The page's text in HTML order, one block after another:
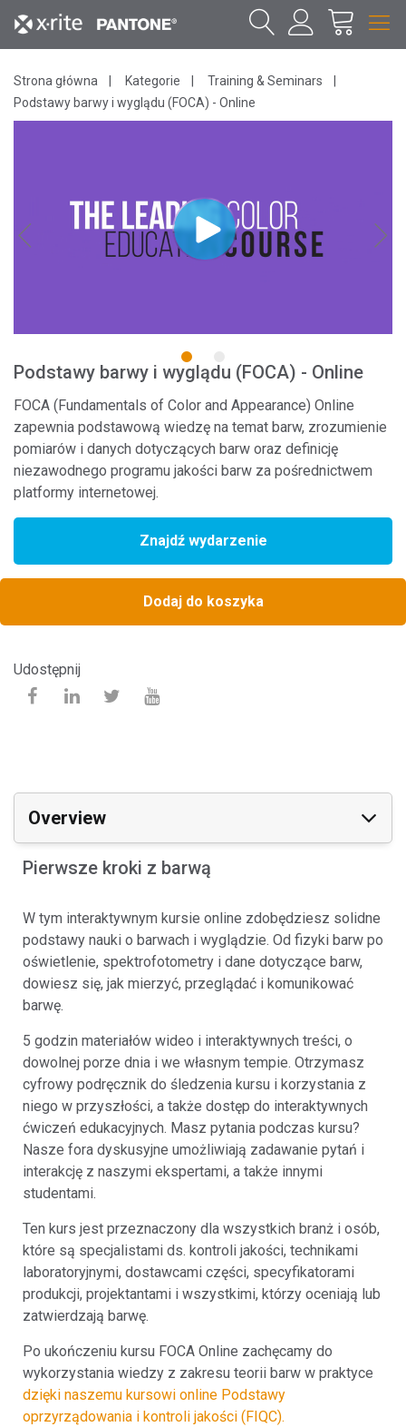
Strona główna Kategorie
Training & Seminars
Podstawy barwy i wyglądu (FOCA) - Online
1 2
Podstawy barwy i wyglądu (FOCA) - Online
FOCA (Fundamentals of Color and Appearance) Online
zapewnia podstawową wiedzę na temat barw, zrozumienie
pomiarów i danych dotyczących barw oraz definicję
niezawodnego programu jakości barw za pośrednictwem
platformy internetowej.
Znajdź wydarzenie
Dodaj do koszyka
Udostępnij
Overview
Pierwsze kroki z barwą
W tym interaktywnym kursie online zdobędziesz solidne
podstawy nauki o barwach i wyglądzie. Od fizyki barw po
oświetlenie, spektrofotometry i dane dotyczące barw,
dowiesz się, jak mierzyć, przeglądać i komunikować
barwę.
5 godzin materiałów wideo i interaktywnych treści, o
dowolnej porze dnia i we własnym tempie. Otrzymasz
cyfrowy podręcznik do śledzenia kursu i korzystania z
niego w przyszłości, a także dostęp do interaktywnych
ćwiczeń edukacyjnych. Masz pytania podczas kursu?
Nasze fora dyskusyjne umożliwiają zadawanie pytań i
interakcję z naszymi ekspertami, a także innymi
studentami.
Ten kurs jest przeznaczony dla wszystkich branż i osób,
które są specjalistami ds. kontroli jakości, technikami
laboratoryjnymi, dostawcami części, specyfikatorami
produkcji, projektantami i wszystkimi, którzy oceniają lub
zatwierdzają barwę.
Po ukończeniu kursu FOCA Online zachęcamy do
wykorzystania wiedzy z zakresu teorii barw w praktyce
dzięki naszemu kursowi online Podstawy
oprzyrządowania i kontroli jakości (FIQC).